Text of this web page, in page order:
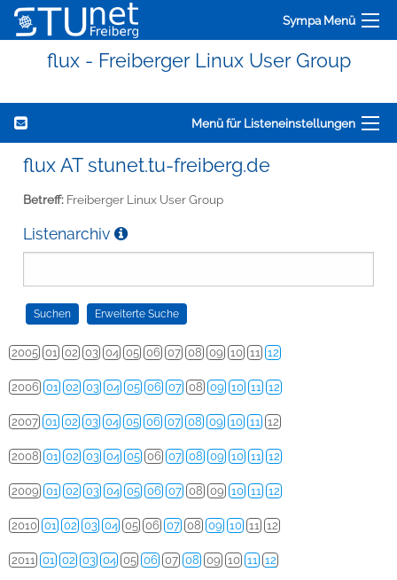
Sympa Menü
flux - Freiberger Linux User Group
Menü für Listeneinstellungen
flux AT stunet.tu-freiberg.de
Betreff: Freiberger Linux User Group
Listenarchiv
2005 01 02 03 04 05 06 07 08 09 10 11 12
2006 01 02 03 04 05 06 07 08 09 10 11 12
2007 01 02 03 04 05 06 07 08 09 10 11 12
2008 01 02 03 04 05 06 07 08 09 10 11 12
2009 01 02 03 04 05 06 07 08 09 10 11 12
2010 01 02 03 04 05 06 07 08 09 10 11 12
2011 01 02 03 04 05 06 07 08 09 10 11 12